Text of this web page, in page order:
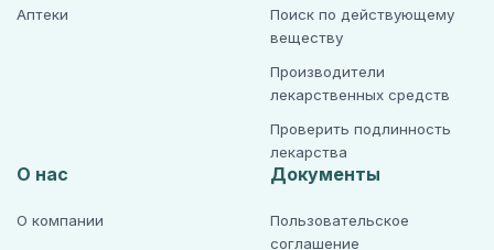
Аптеки
Поиск по действующему
веществу
Производители
лекарственных средств
Проверить подлинность
лекарства
О нас
О компании
Документы
Пользовательское
соглашение